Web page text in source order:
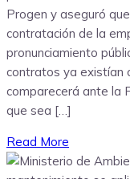
Progen y aseguró
contratación de la
pronunciamiento
contratos ya existían
comparecerá ante la
que sea […]
Read More